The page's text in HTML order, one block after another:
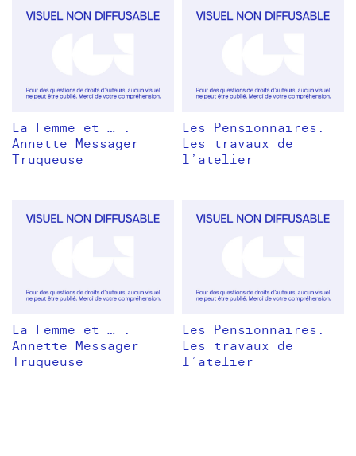
La Femme et … .
Annette Messager
Truqueuse
Les Pensionnaires.
Les travaux de
l’atelier
La Femme et … .
Annette Messager
Truqueuse
Les Pensionnaires.
Les travaux de
l’atelier